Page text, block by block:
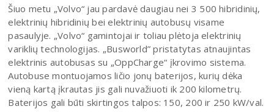
Šiuo metu „Volvo“ jau pardavė daugiau nei 3 500 hibridinių,
elektrinių hibridinių bei elektrinių autobusų visame
pasaulyje. „Volvo“ gamintojai ir toliau plėtoja elektrinių
variklių technologijas. „Busworld” pristatytas atnaujintas
elektrinis autobusas su „OppCharge“ įkrovimo sistema.
Autobuse montuojamos ličio jonų baterijos, kurių dėka
vieną kartą įkrautas jis gali nuvažiuoti ik 200 kilometrų.
Baterijos gali būti skirtingos talpos: 150, 200 ir 250 kW/val.